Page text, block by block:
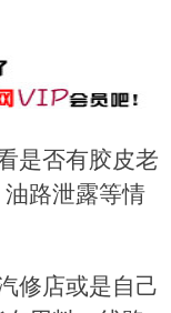
是否有胶皮老
路泄露等情
修店或是自己